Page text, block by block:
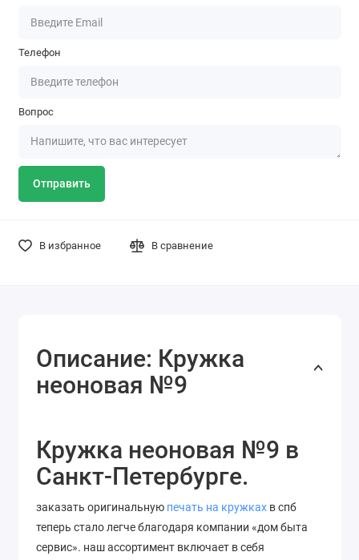
Телефон
Вопрос
Отправить
В избранное В сравнение
Описание: Кружка
неоновая №9
Кружка неоновая №9 в
Санкт-Петербурге.
заказать оригинальную печать на кружках в спб
теперь стало легче благодаря компании «дом быта
сервис». наш ассортимент включает в себя